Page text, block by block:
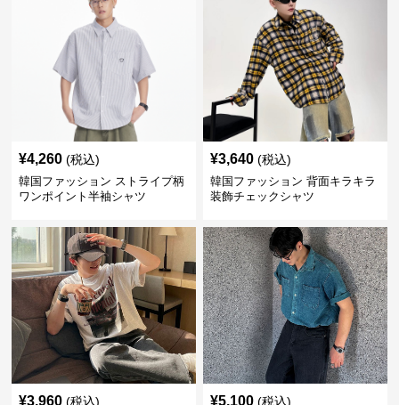
¥4,260 (税込)
韓国ファッション ストライプ柄
ワンポイント半袖シャツ
¥3,640 (税込)
韓国ファッション 背面キラキラ
装飾チェックシャツ
¥3,960 (税込) ¥5,100 (税込)